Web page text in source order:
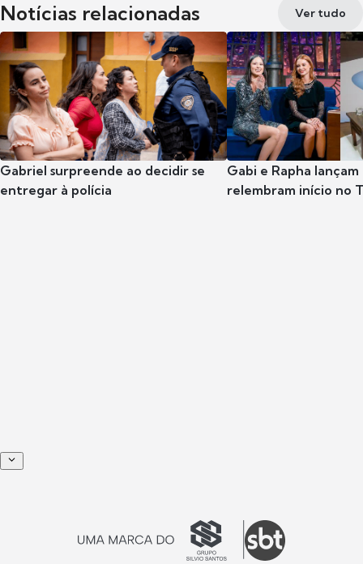
Notícias relacionadas Ver tudo
Gabriel surpreende ao decidir se
entregar à polícia
Gabi e Rapha
relembram início no